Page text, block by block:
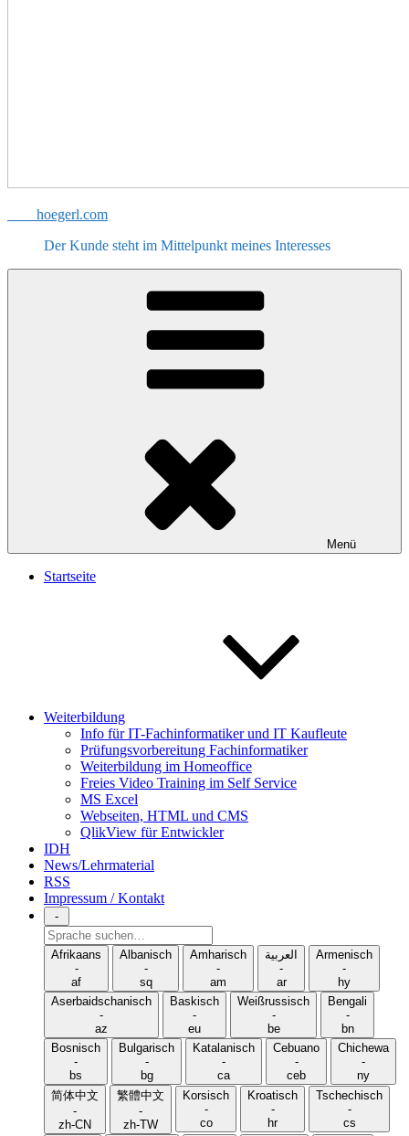
hoegerl.com
Der Kunde steht im Mittelpunkt meines Interesses
Menü
Startseite
Weiterbildung
Info für IT-Fachinformatiker und IT Kaufleute
Prüfungsvorbereitung Fachinformatiker
Weiterbildung im Homeoffice
Freies Video Training im Self Service
MS Excel
Webseiten, HTML und CMS
QlikView für Entwickler
IDH
News/Lehrmaterial
RSS
Impressum / Kontakt
-
Sprache
suchen
Afrikaans
-
af
Albanisch
-
sq
Amharisch
-
am
العربية
-
ar
Armenisch
-
hy
Aserbaidschanisch
-
az
Baskisch
-
eu
Weißrussisch
-
be
Bengali
-
bn
Bosnisch
-
bs
Bulgarisch
-
bg
Katalanisch
-
ca
Cebuano
-
ceb
Chichewa
-
ny
简体中文
-
zh-CN
繁體中文
-
zh-TW
Korsisch
-
co
Kroatisch
-
hr
Tschechisch
-
cs